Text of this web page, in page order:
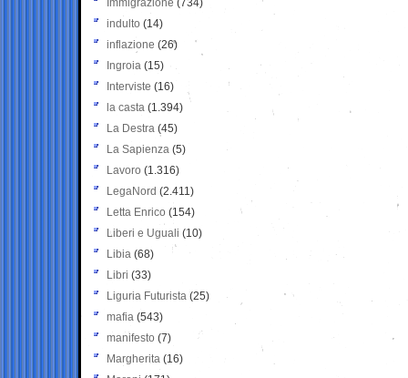
Immigrazione (734)
indulto (14)
inflazione (26)
Ingroia (15)
Interviste (16)
la casta (1.394)
La Destra (45)
La Sapienza (5)
Lavoro (1.316)
LegaNord (2.411)
Letta Enrico (154)
Liberi e Uguali (10)
Libia (68)
Libri (33)
Liguria Futurista (25)
mafia (543)
manifesto (7)
Margherita (16)